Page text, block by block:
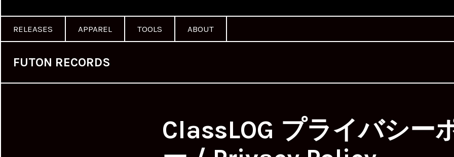
RELEASES APPAREL TOOLS ABOUT
FUTON RECORDS
ClassLOG プライバシー